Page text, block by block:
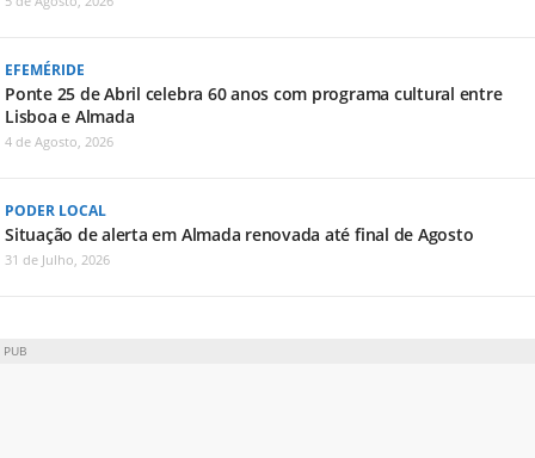
EFEMÉRIDE
Ponte 25 de Abril celebra 60 anos com programa cultural entre
Lisboa e Almada
4 de Agosto, 2026
PODER LOCAL
Situação de alerta em Almada renovada até final de Agosto
31 de Julho, 2026
PUB